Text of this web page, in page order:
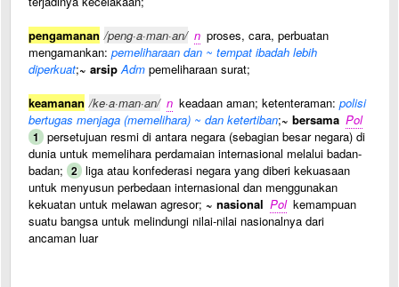
pengamanan /peng·a·man·an/ n proses, cara, perbuatan
mengamankan: pemeliharaan dan ~ tempat ibadah lebih
diperkuat;~ arsip Adm pemeliharaan surat;
keamanan /ke·a·man·an/ n keadaan aman; ketenteraman: polisi
bertugas menjaga (memelihara) ~ dan ketertiban;~ bersama Pol
1 persetujuan resmi di antara negara (sebagian besar negara) di
dunia untuk memelihara perdamaian internasional melalui badan-
badan; 2 liga atau konfederasi negara yang diberi kekuasaan
untuk menyusun perbedaan internasional dan menggunakan
kekuatan untuk melawan agresor; ~ nasional Pol kemampuan
suatu bangsa untuk melindungi nilai-nilai nasionalnya dari
ancaman luar